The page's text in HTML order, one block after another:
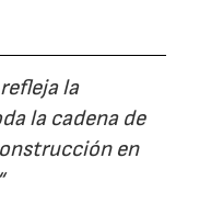
la
la cadena de
en